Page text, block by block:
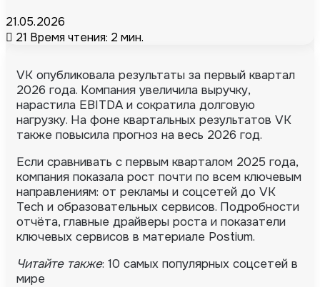
21.05.2026
21 Время чтения: 2 мин.
VK опубликовала результаты за первый квартал
2026 года. Компания увеличила выручку,
нарастила EBITDA и сократила долговую
нагрузку. На фоне квартальных результатов VK
также повысила прогноз на весь 2026 год.
Если сравнивать с первым кварталом 2025 года,
компания показала рост почти по всем ключевым
направлениям: от рекламы и соцсетей до VK
Tech и образовательных сервисов. Подробности
отчёта, главные драйверы роста и показатели
ключевых сервисов в материале Postium.
Читайте также: 10 самых популярных соцсетей в
мире